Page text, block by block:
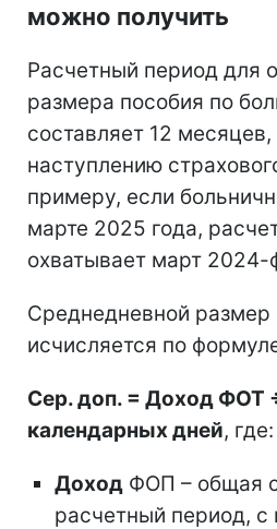
можно получить
Расчетный период для
размера пособия по
составляет 12
наступлению
примеру, если
марте 2025 года,
охватывает март
Среднедневной размер
исчисляется по
Сер. доп. = Доход ФОТ
календарных дней, где:
Доход ФОП – общая
расчетный период, с